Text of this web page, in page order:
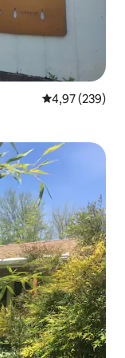
Évaluation
4,97 (239)